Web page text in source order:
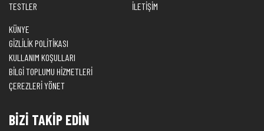
TESTLER
İLETİŞİM
KÜNYE
GİZLİLİK POLİTİKASI
KULLANIM KOŞULLARI
BİLGİ TOPLUMU HİZMETLERİ
ÇEREZLERİ YÖNET
BİZİ TAKİP EDİN